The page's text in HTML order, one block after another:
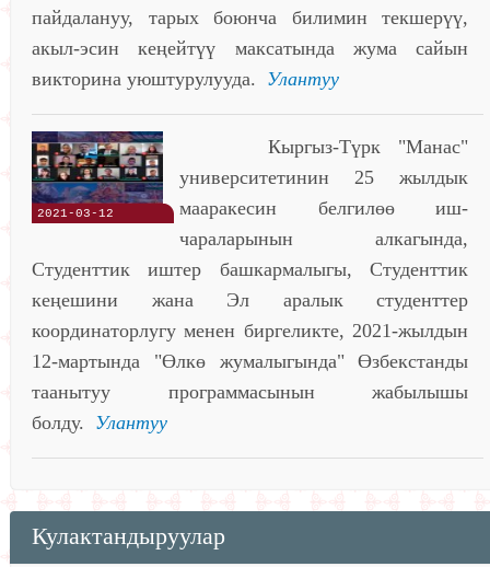
пайдалануу, тарых боюнча билимин текшерүү,
акыл-эсин кеңейтүү максатында жума сайын
викторина уюштурулууда. Улантуу
2021-03-12
Кыргыз-Түрк "Манас"
университетинин 25 жылдык
мааракесин белгилөө иш-
чараларынын алкагында,
Студенттик иштер башкармалыгы, Студенттик
кеңешини жана Эл аралык студенттер
координаторлугу менен биргеликте, 2021-жылдын
12-мартында "Өлкө жумалыгында" Өзбекстанды
таанытуу программасынын жабылышы
болду. Улантуу
Кулактандыруулар